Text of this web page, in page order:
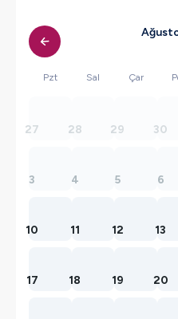
Pzt Sal Çar
27 28 29 30
3 4 5 6
10 11 12 13
17 18 19 20